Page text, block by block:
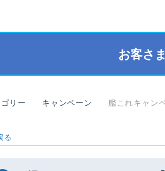
お客さ
リー キャンペーン 艦これキャン
る